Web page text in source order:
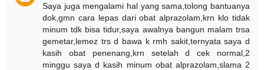
Saya juga mengalami hal yang sama,tolong bantuanya
dok,gmn cara lepas dari obat alprazolam,krn klo tidak
minum tdk bisa tidur,saya awalnya bangun malam trsa
gemetar,lemez trs d bawa k rmh sakit,ternyata saya d
kasih obat penenang,krn setelah d cek normal,2
minggu saya d kasih minum obat alprazolam,slama 2